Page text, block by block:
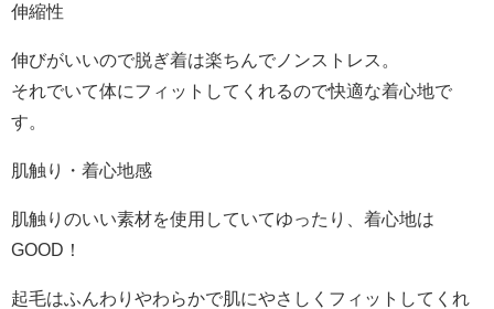
伸縮性
伸びがいいので脱ぎ着は楽ちんでノンストレス。
それでいて体にフィットしてくれるので快適な着心地で
す。
肌触り・着心地感
肌触りのいい素材を使用していてゆったり、着心地は
GOOD！
起毛はふんわりやわらかで肌にやさしくフィットしてくれ